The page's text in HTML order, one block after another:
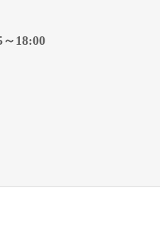
～18:00